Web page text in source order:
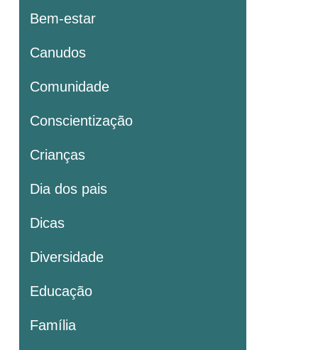
Bem-estar
Canudos
Comunidade
Conscientização
Crianças
Dia dos pais
Dicas
Diversidade
Educação
Família